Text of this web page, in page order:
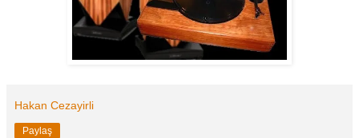
Hakan Cezayirli
Paylaş